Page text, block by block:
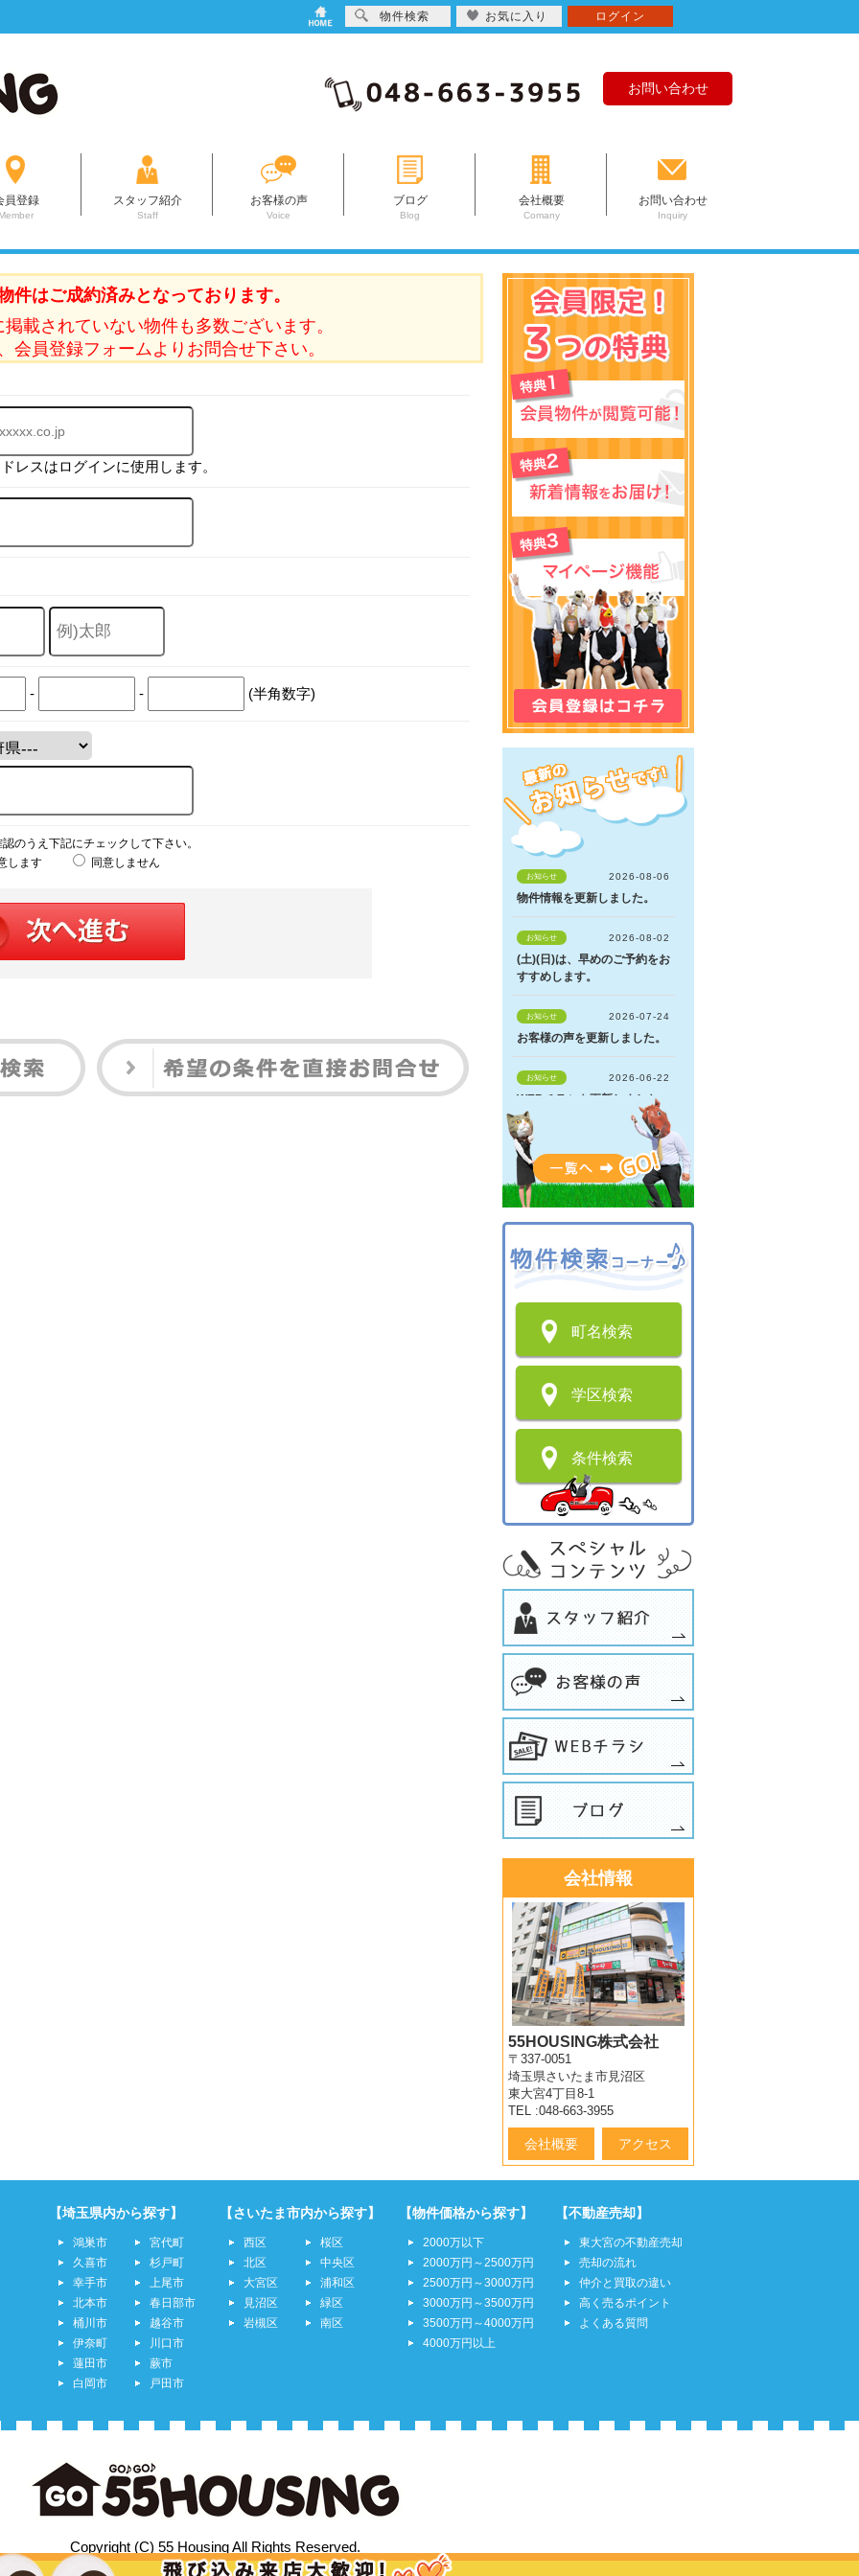
お問い合わせ
員登録 スタッフ紹介
Staff
お客様の声
Voice
ブログ
Blog
会社概要
Comany
お問い合わせ
Inquiry
件はご成約済みとなっております。
載されていない物件も多数ございます。
会員登録フォームよりお問合せ下さい。
レスはログインに使用します。
- - (半角数字)
のうえ下記にチェックして下さい。
します
同意しません
町名検索
学区検索
条件検索
会社情報
55HOUSING株式会社
〒337-0051
埼玉県さいたま市見沼区
東大宮4丁目8-1
TEL :048-663-3955
会社概要 アクセス
【埼玉県内から探す】
鴻巣市
久喜市
幸手市
北本市
桶川市
伊奈町
蓮田市
白岡市
宮代町
杉戸町
上尾市
春日部市
越谷市
川口市
蕨市
戸田市
【さいたま市内から探す】
西区
北区
大宮区
見沼区
岩槻区
桜区
中央区
浦和区
緑区
南区
【物件価格から探す】
2000万以下
2000万円～2500万円
2500万円～3000万円
3000万円～3500万円
3500万円～4000万円
4000万円以上
【不動産売却】
東大宮の不動産売却
売却の流れ
仲介と買取の違い
高く売るポイント
よくある質問
Copyright (C) 55 Housing All Rights Reserved.
物件検索 お気に入り ログイン